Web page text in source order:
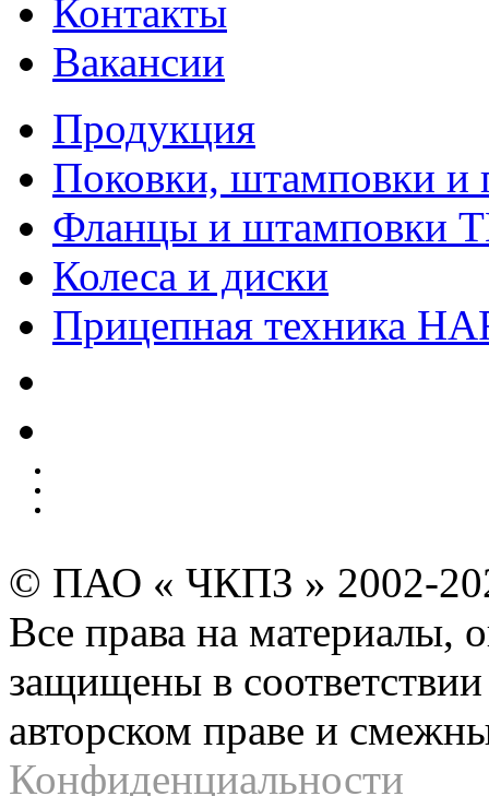
Контакты
Вакансии
Продукция
Поковки, штамповки и
Фланцы и штамповки
Колеса и диски
Прицепная техника
© ПАО « ЧКПЗ » 2002-
Все права на материалы,
защищены в соответствии
авторском праве и
Конфиденциальности